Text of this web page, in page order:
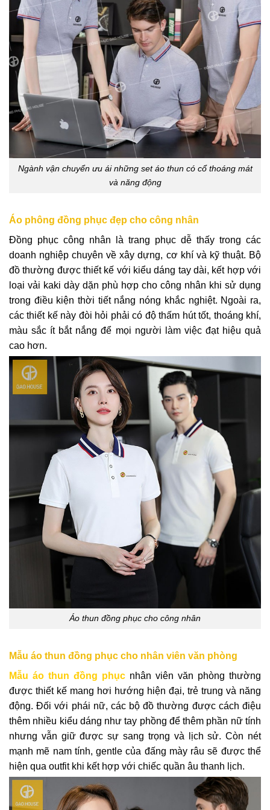
Ngành vận chuyển ưu ái những set áo thun có cổ thoáng mát
và năng động
Áo phông đồng phục đẹp cho công nhân
Đồng phục công nhân là trang phục dễ thấy trong các
doanh nghiệp chuyên về xây dựng, cơ khí và kỹ thuật. Bộ
đồ thường được thiết kế với kiểu dáng tay dài, kết hợp với
loại vải kaki dày dặn phù hợp cho công nhân khi sử dụng
trong điều kiện thời tiết nắng nóng khắc nghiệt. Ngoài ra,
các thiết kế này đòi hỏi phải có độ thấm hút tốt, thoáng khí,
màu sắc ít bắt nắng để mọi người làm việc đạt hiệu quả
cao hơn.
Áo thun đồng phục cho công nhân
Mẫu áo thun đồng phục cho nhân viên văn phòng
Mẫu áo thun đồng phục nhân viên văn phòng thường
được thiết kế mang hơi hướng hiện đại, trẻ trung và năng
động. Đối với phái nữ, các bộ đồ thường được cách điệu
thêm nhiều kiểu dáng như tay phồng để thêm phần nữ tính
nhưng vẫn giữ được sự sang trọng và lịch sử. Còn nét
mạnh mẽ nam tính, gentle của đấng mày râu sẽ được thể
hiện qua outfit khi kết hợp với chiếc quần âu thanh lịch.